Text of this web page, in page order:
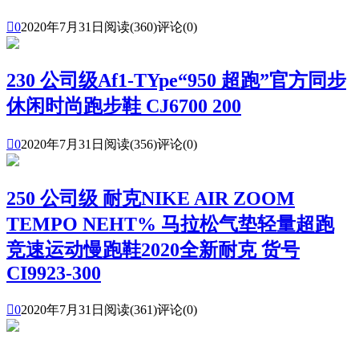
02020年7月31日 阅读(360)评论(0)
230 公司级Af1-TYpe“950 超跑”官方同步
休闲时尚跑步鞋 CJ6700 200
02020年7月31日 阅读(356)评论(0)
250 公司级 耐克NIKE AIR ZOOM
TEMPO NEHT% 马拉松气垫轻量超跑
竞速运动慢跑鞋2020全新耐克 货号
CI9923-300
02020年7月31日 阅读(361)评论(0)